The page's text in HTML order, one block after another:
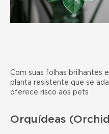
Com suas folhas brilhantes
planta resistente que se
oferece risco aos pets
Orquídeas